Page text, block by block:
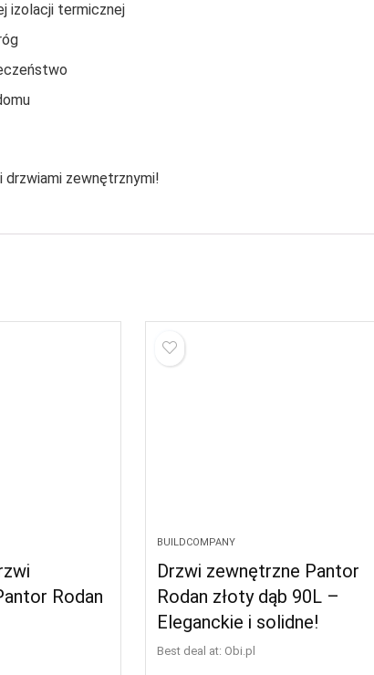
izolacji termicznej
zewnętrznymi!
Rodan
BUILDCOMPANY
Drzwi zewnętrzne Pantor
Rodan złoty dąb 90L –
Eleganckie i solidne!
Best deal at: obi.pl